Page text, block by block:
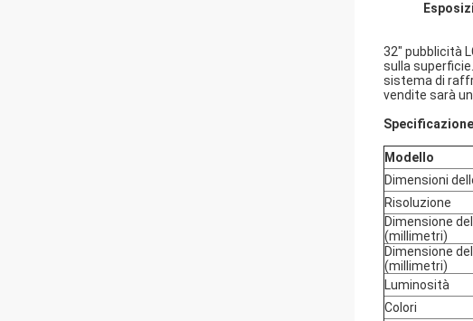
32" pubblicità
sulla
sistema di
vendite sarà
Modello
Dimensioni
Risoluzione
Dimensione
(millimetri)
Dimensione
(millimetri)
Luminosità
Colori